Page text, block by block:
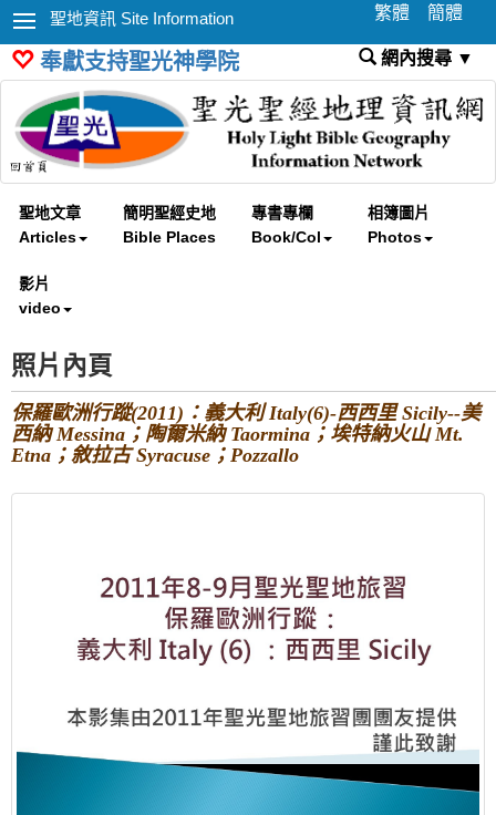
聖地資訊 Site Information 繁體 簡體
奉獻支持聖光神學院 網內搜尋 ▼
聖地文章
Articles
簡明聖經史地
Bible Places
專書專欄
Book/Col
相簿圖片
Photos
影片
video
照片內頁
保羅歐洲行蹤(2011)：義大利 Italy(6)-西西里 Sicily--美
西納 Messina；陶爾米納 Taormina；埃特納火山 Mt.
Etna；敘拉古 Syracuse；Pozzallo